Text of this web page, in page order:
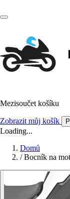
Mezisoučet košíku
Zobrazit můj košík
Loading...
Domů
/ Bocník na